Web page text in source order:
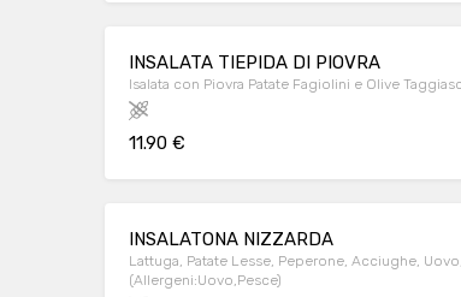
INSALATA TIEPIDA DI PIOVRA
Isalata con Piovra Patate Fagiolini e Olive
11.90 €
INSALATONA NIZZARDA
Lattuga, Patate Lesse, Peperone, Acciughe,
(Allergeni:Uovo,Pesce)